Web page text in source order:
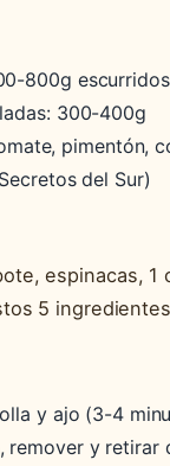
800g
300-400g
pimentón,
del Sur)
espinacas,
5
y ajo (3-4
remover y retirar